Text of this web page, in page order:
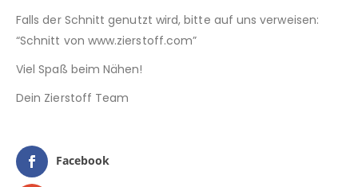
Falls der Schnitt genutzt wird, bitte auf uns verweisen:
“Schnitt von www.zierstoff.com”
Viel Spaß beim Nähen!
Dein Zierstoff Team
Facebook